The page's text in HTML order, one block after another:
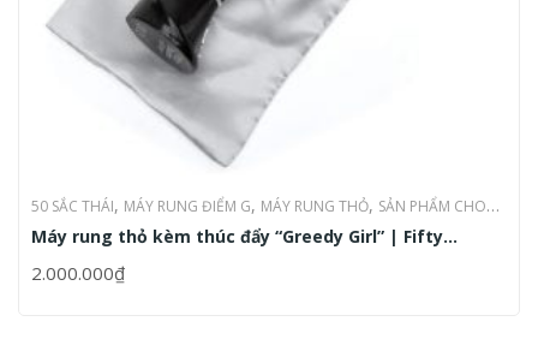
50 SẮC THÁI, MÁY RUNG ĐIỂM G, MÁY RUNG THỎ, SẢN PHẨM CHO
CẶP ĐÔI,SẢN PHẨM CHO NỮ
Máy rung thỏ kèm thúc đẩy “Greedy Girl” | Fifty
2.000.000₫